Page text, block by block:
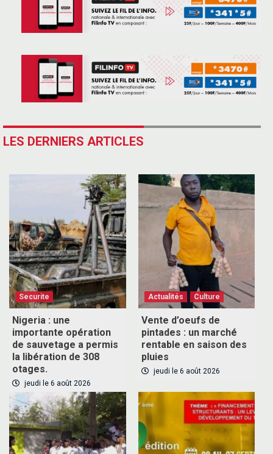
LES DERNIERS ARTICLES
Securite
Nigeria : une
importante opération
de sauvetage a permis
la libération de 308
otages.
jeudi le 6 août 2026
Actualités Culture
Vente d’oeufs de
pintades : un marché
rentable en saison des
pluies
jeudi le 6 août 2026